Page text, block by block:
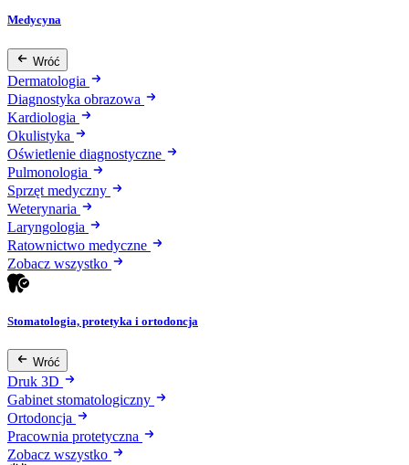
Medycyna
Wróć
Dermatologia
Diagnostyka obrazowa
Kardiologia
Okulistyka
Oświetlenie diagnostyczne
Pulmonologia
Sprzęt medyczny
Weterynaria
Laryngologia
Ratownictwo medyczne
Zobacz wszystko
Stomatologia, protetyka i ortodoncja
Wróć
Druk 3D
Gabinet stomatologiczny
Ortodoncja
Pracownia protetyczna
Zobacz wszystko